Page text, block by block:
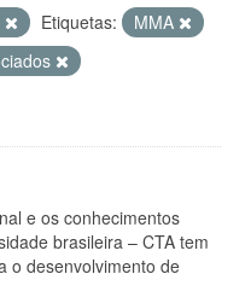
Etiquetas:
MMA
e os conhecimentos
brasileira – CTA tem
o desenvolvimento de